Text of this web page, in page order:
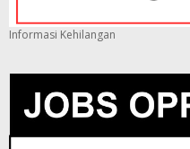
Informasi Kehilangan